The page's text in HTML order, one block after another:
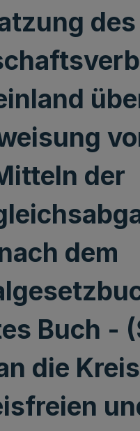
des
der
dem
Buch -
die